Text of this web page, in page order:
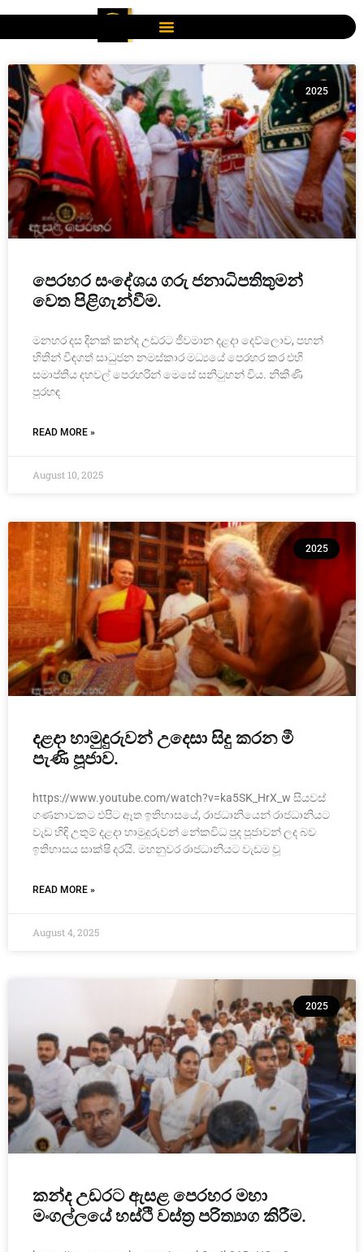
2025
පෙරහර සංදේශය ගරු ජනාධිපතිතුමන්
වෙත පිළිගැන්වීම.
මනහර දස දිනක් කන්ද උඩරට ජීවමාන දළදා දෙව්ලොව, පහන්
හිතින් විඳගත් සාධුජන නමස්කාර මධ්‍යයේ පෙරහර කර එහි
සමාප්තිය දහවල් පෙරහරින් මෙසේ සනිටුහන් විය. නිකිණි
පුරහඳ
READ MORE »
August 10, 2025
2025
දළදා හාමුදුරුවන් උදෙසා සිදු කරන මී
පැණි පූජාව.
https://www.youtube.com/watch?v=ka5SK_HrX_w සියවස්
ගණනාවකට එපිට ඈත ඉතිහාසයේ, රාජධානියෙන් රාජධානියට
වැඩ හිඳි උතුම් දළදා හාමුදුරුවන් නේකවිධ පුද පූජා‍වන් ලද බව
ඉතිහාසය සාක්ෂි දරයි. මහනුවර රාජධානියට වැඩම වූ
READ MORE »
August 4, 2025
2025
කන්ද උඩරට ඇසළ පෙරහර මහා
මංගල්ලයේ හස්ථි වස්ත්‍ර පරිත්‍යාග කිරීම.